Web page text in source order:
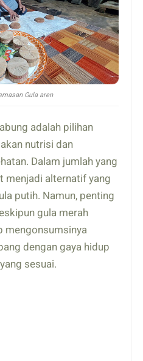
Gula aren
adalah pilihan
nutrisi dan
Dalam jumlah yang
menjadi alternatif yang
putih. Namun, penting
gula merah
mengonsumsinya
dengan gaya hidup
sesuai.